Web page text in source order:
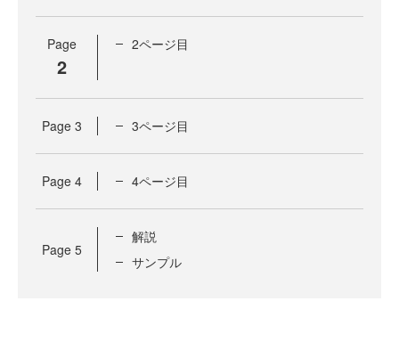
Page
2
2ページ目
Page 3 3ページ目
Page 4 4ページ目
Page 5
解説
サンプル